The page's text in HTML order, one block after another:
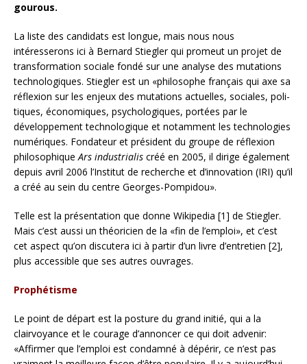
gourous.
La liste des candidats est longue, mais nous nous
intéresserons ici à Bernard Stiegler qui promeut un projet de
transformation sociale fondé sur une analyse des mutations
technologiques. Stiegler est un «philosophe français qui axe sa
réflexion sur les enjeux des mutations actuelles, sociales, poli­
tiques, économiques, psychologiques, portées par le
développement technologique et notamment les technologies
numériques. Fondateur et président du groupe de réflexion
philosophiqueArs industrialis créé en 2005, il dirige également
depuis avril 2006 l’Institut de recherche et d’innovation (IRI) qu’il
a créé au sein du centre Georges-Pompidou».
Telle est la présentation que donne Wikipedia [1] de Stiegler.
Mais c’est aussi un théoricien de la «fin de l’emploi», et c’est
cet aspect qu’on discutera ici à partir d’un livre d’entretien [2],
plus accessible que ses autres ouvrages.
Prophétisme
Le point de départ est la posture du grand initié, qui a la
clairvoyance et le courage d’annoncer ce qui doit advenir:
«Affirmer que l’emploi est condamné à dépérir, ce n’est pas